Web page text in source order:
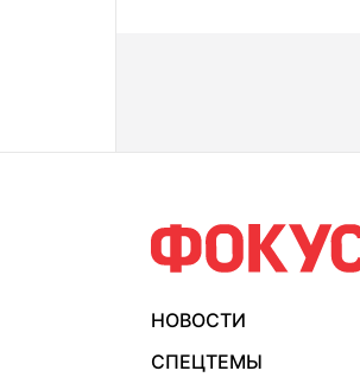
НОВОСТИ
СПЕЦТЕМЫ